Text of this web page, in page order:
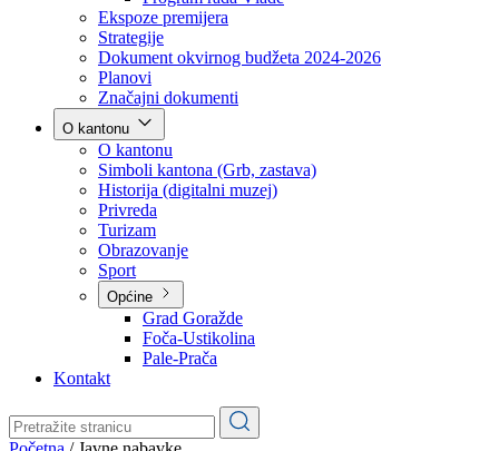
Vlada
Poslovnik
Program rada Vlade
Ekspoze premijera
Strategije
Dokument okvirnog budžeta 2024-2026
Planovi
Značajni dokumenti
O kantonu
O kantonu
Simboli kantona (Grb, zastava)
Historija (digitalni muzej)
Privreda
Turizam
Obrazovanje
Općine
Pale-Prača
Kontakt